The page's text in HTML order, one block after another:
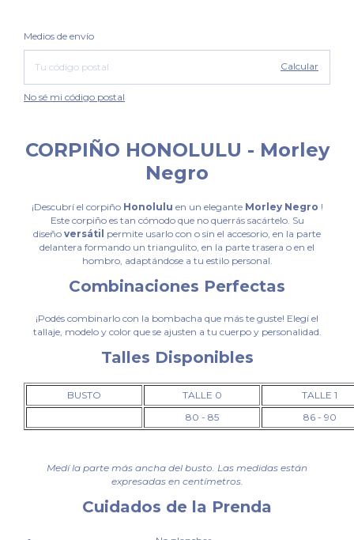
Entregas para el CP:
Medios de envío
Calcular
No sé mi código postal
CORPIÑO HONOLULU - Morley
Negro
¡Descubrí el corpiño Honolulu en un elegante Morley Negro !
Este corpiño es tan cómodo que no querrás sacártelo. Su
diseño versátil permite usarlo con o sin el accesorio, en la parte
delantera formando un triangulito, en la parte trasera o en el
hombro, adaptándose a tu estilo personal.
Combinaciones Perfectas
¡Podés combinarlo con la bombacha que más te guste! Elegí el
tallaje, modelo y color que se ajusten a tu cuerpo y personalidad.
Talles Disponibles
BUSTO TALLE 0
TALLE 1
80 - 85
86 - 90
Medí la parte más ancha del busto. Las medidas están
expresadas en centímetros.
Cuidados de la Prenda